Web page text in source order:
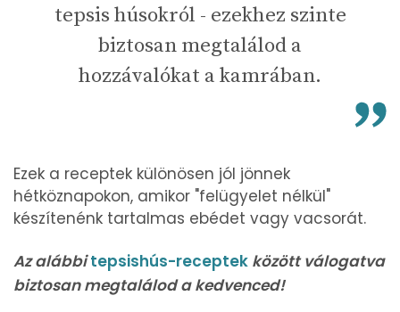
tepsis húsokról - ezekhez szinte
biztosan megtalálod a
hozzávalókat a kamrában.
Ezek a receptek különösen jól jönnek
hétköznapokon, amikor "felügyelet nélkül"
készítenénk tartalmas ebédet vagy vacsorát.
Az alábbitepsishús-receptek között válogatva
biztosan megtalálod a kedvenced!